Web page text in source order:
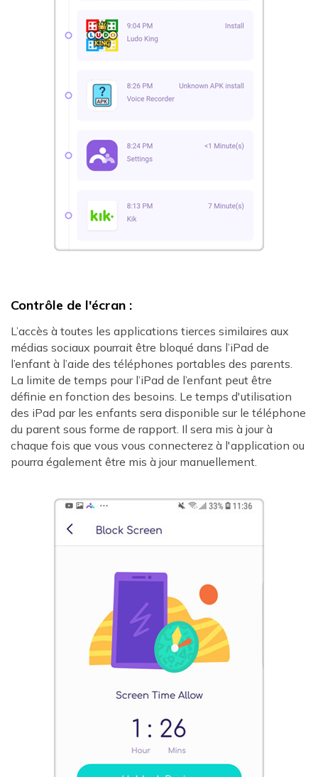
Contrôle de l'écran :
L’accès à toutes les applications tierces similaires aux
médias sociaux pourrait être bloqué dans l’iPad de
l’enfant à l’aide des téléphones portables des parents.
La limite de temps pour l’iPad de l’enfant peut être
définie en fonction des besoins. Le temps d'utilisation
des iPad par les enfants sera disponible sur le téléphone
du parent sous forme de rapport. Il sera mis à jour à
chaque fois que vous vous connecterez à l'application ou
pourra également être mis à jour manuellement.